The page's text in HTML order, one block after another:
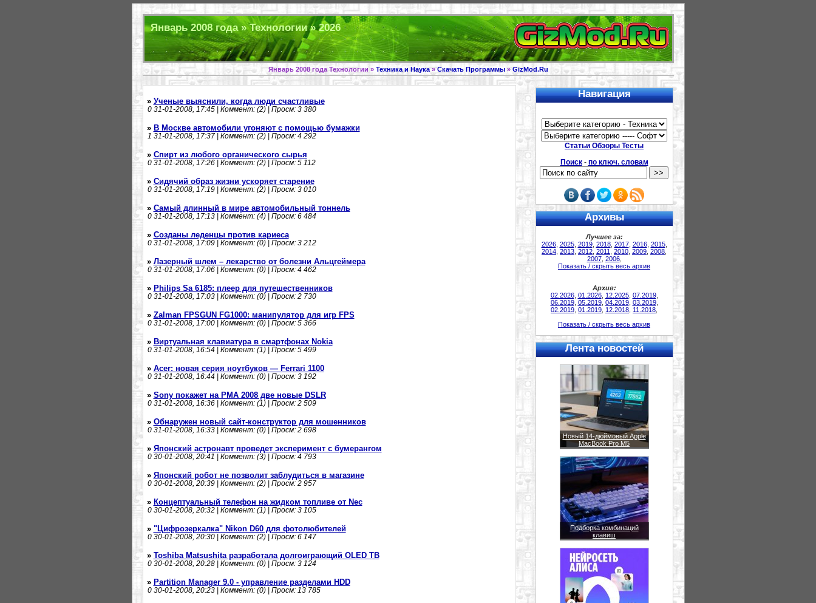
Январь 2008 года » Технологии » 2026
Январь 2008 года Технологии » Техника и Наука»Скачать Программы»GizMod.Ru
» Ученые выяснили, когда люди счастливые
031-01-2008, 17:45 | Коммент: (2) | Просм: 3 380
» В Москве автомобили угоняют с помощью бумажки
1 31-01-2008, 17:37 | Коммент: (2) | Просм: 4 292
» Спирт из любого органического сырья
031-01-2008, 17:26 | Коммент: (2) | Просм: 5 112
» Сидячий образ жизни ускоряет старение
031-01-2008, 17:19 | Коммент: (2) | Просм: 3 010
» Самый длинный в мире автомобильный тоннель
031-01-2008, 17:13 | Коммент: (4) | Просм: 6 484
» Созданы леденцы против кариеса
031-01-2008, 17:09 | Коммент: (0) | Просм: 3 212
» Лазерный шлем – лекарство от болезни Альцгеймера
031-01-2008, 17:06 | Коммент: (0) | Просм: 4 462
» Philips Sa 6185: плеер для путешественников
031-01-2008, 17:03 | Коммент: (0) | Просм: 2 730
» Zalman FPSGUN FG1000: манипулятор для игр FPS
031-01-2008, 17:00 | Коммент: (0) | Просм: 5 366
» Виртуальная клавиатура в смартфонах Nokia
031-01-2008, 16:54 | Коммент: (1) | Просм: 5 499
» Acer: новая серия ноутбуков — Ferrari 1100
031-01-2008, 16:44 | Коммент: (0) | Просм: 3 192
» Sony покажет на PMA 2008 две новые DSLR
031-01-2008, 16:36 | Коммент: (1) | Просм: 2 509
» Обнаружен новый сайт-конструктор для мошенников
031-01-2008, 16:33 | Коммент: (0) | Просм: 2 698
» Японский астронавт проведет эксперимент с бумерангом
030-01-2008, 20:41 | Коммент: (3) | Просм: 4 793
» Японский робот не позволит заблудиться в магазине
030-01-2008, 20:39 | Коммент: (2) | Просм: 2 957
» Концептуальный телефон на жидком топливе от Nec
030-01-2008, 20:32 | Коммент: (1) | Просм: 3 105
» "Цифрозеркалка" Nikon D60 для фотолюбителей
030-01-2008, 20:30 | Коммент: (2) | Просм: 6 147
» Toshiba Matsushita разработала долгоиграющий OLED ТВ
030-01-2008, 20:28 | Коммент: (0) | Просм: 3 124
» Partition Manager 9.0 - управление разделами HDD
030-01-2008, 20:23 | Коммент: (0) | Просм: 13 785
Навигация
Статьи Обзоры Тесты
Поиск- по ключ. словам
Архивы
Лучшее за:
2026, 2025, 2019, 2018, 2017, 2016, 2015,
2014 2013 2012 2011 2010 2009 2008
2007, 2006,
Показать / скрыть весь архив
Архив:
02.2026, 01.2026, 12.2025, 07.2019,
06.2019, 05.2019, 04.2019, 03.2019,
02.2019 01.2019 12.2018 11.2018
Показать / скрыть весь архив
Лента новостей
Новый 14-дюймовый Apple
MacBook Pro M5
Подборка комбинаций
клавиш